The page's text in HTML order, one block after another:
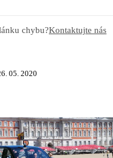
chybu?Kontaktujte nás
05. 2020